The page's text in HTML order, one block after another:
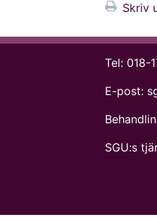
Skriv
Tel: 018-
E-post:
SGU:s